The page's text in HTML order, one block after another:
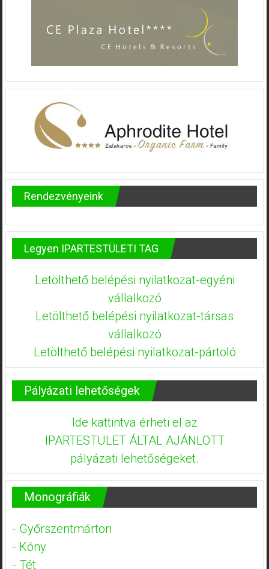
Rendezvényeink
Legyen IPARTESTÜLETI TAG
Letölthető belépési nyilatkozat-egyéni
vállalkozó
Letölthető belépési nyilatkozat-társas
vállalkozó
Letölthető belépési nyilatkozat-pártoló
Pályázati lehetőségek
Ide kattintva érheti el az
IPARTESTÜLET ÁLTAL AJÁNLOTT
pályázati lehetőségeket.
Monográfiák
- Győrszentmárton
- Kóny
- Tét